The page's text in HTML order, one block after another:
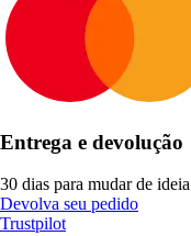
Entrega e devolução
30 dias para mudar de ideia
Devolva seu pedido
Trustpilot